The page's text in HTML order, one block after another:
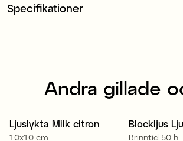
Specifikationer
Andra gillade
Sale
Ljuslykta Milk citron
10x10 cm
Blockljus
Brinntid 50 h